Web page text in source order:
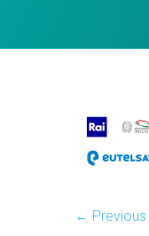
← Previous